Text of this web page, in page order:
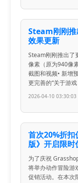
Steam刚刚推
效果更新
Steam刚刚推出了
像素（原为940像
截图和视频• 新增
更完善的“关于游戏
2026-04-10 03:30:03
首次20%折
版》开启限时
为了庆祝
将举办动作冒险游
促销活动。在本次